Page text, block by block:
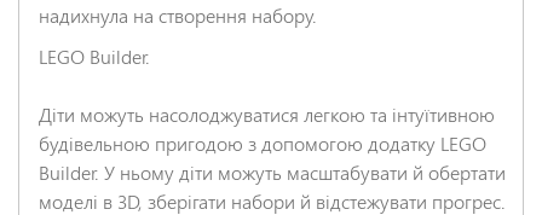
надихнула на створення набору.
LEGO Builder.
Діти можуть насолоджуватися легкою та інтуїтивною
будівельною пригодою з допомогою додатку LEGO
Builder. У ньому діти можуть масштабувати й обертати
моделі в 3D, зберігати набори й відстежувати прогрес.